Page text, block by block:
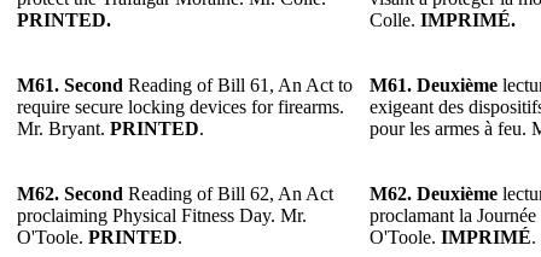
PRINTED.
Colle. IMPRIMÉ.
M61. Second Reading of Bill 61, An Act to
require secure locking devices for firearms.
Mr. Bryant. PRINTED.
M61. Deuxième
exigeant des
pour les armes à feu.
M62. Second Reading of Bill 62, An Act
proclaiming Physical Fitness Day. Mr.
O'Toole. PRINTED.
M62. Deuxième
proclamant la
O'Toole. IMPRIMÉ.